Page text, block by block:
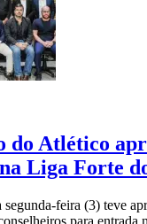
do Atlético
Liga Forte
segunda-feira (3) teve